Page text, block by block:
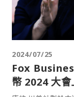
2024/07/25
Fox
幣 2024 大